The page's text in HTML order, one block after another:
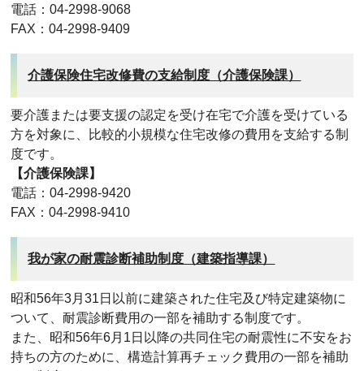
電話：04-2998-9068
FAX：04-2998-9409
介護保険住宅改修費の支給制度（介護保険課）
要介護または要支援の認定を受け在宅で介護を受けている
方を対象に、比較的小規模な住宅改修の費用を支給する制
度です。
【介護保険課】
電話：04-2998-9420
FAX：04-2998-9410
我が家の耐震診断補助制度（建築指導課）
昭和56年3月31日以前に建築された住宅及び特定建築物に
ついて、耐震診断費用の一部を補助する制度です。
また、昭和56年6月1日以降の共同住宅の耐震性に不安をお
持ちの方のために、構造計算再チェック費用の一部を補助